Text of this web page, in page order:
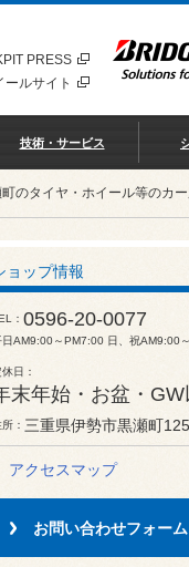
PRESS
ルサイト
技術・サービス
のタイヤ・ホイール等のカー
ョップ情報
0596-20-0077
日AM9:00～PM7:00 日、祝AM9:00
日
末年始・お盆・
所 三重県伊勢市黒瀬町
アクセスマップ
お問い合わせフォーム